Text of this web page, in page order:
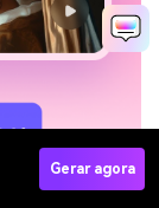
Gerar agora